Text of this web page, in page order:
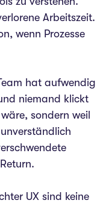
Arbeitszeit.
wenn Prozesse
hat aufwendig
niemand klickt
sondern weil
UX sind keine